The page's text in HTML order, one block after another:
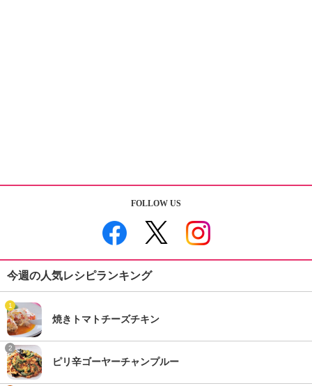
FOLLOW US
今週の人気レシピランキング
1
焼きトマトチーズチキン
2
ピリ辛ゴーヤーチャンプルー